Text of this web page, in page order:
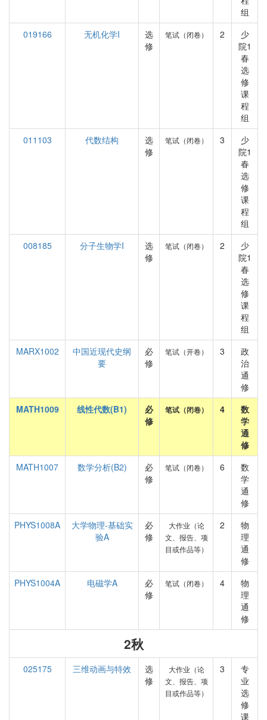
组
019166
无机化学I
选
修
笔试（闭卷） 2
少
院1
春
选
修
课
程
组
011103
代数结构
选
修
笔试（闭卷） 3
少
院1
春
选
修
课
程
组
008185
分子生物学I
选
修
笔试（闭卷） 2
少
院1
春
选
修
课
程
组
MARX1002
中国近现代史纲
要
必
修
笔试（开卷） 3
政
治
通
修
MATH1009
线性代数(B1)
必
修
笔试（闭卷） 4
数
学
通
修
MATH1007
数学分析(B2)
必
修
笔试（闭卷） 6
数
学
通
修
PHYS1008A
大学物理-基础实
验A
必
修
大作业（论
文、报告、项
目或作品等）
2
物
理
通
修
PHYS1004A
电磁学A
必
修
笔试（闭卷） 4
物
理
通
修
2秋
025175 三维动画与特效
选
修
大作业（论
文、报告、项
目或作品等）
3
专
业
选
修
课